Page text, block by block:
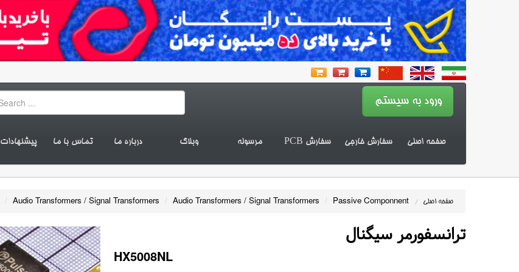
صفحه اصلی سفارش خارجی سفارش PCB مرسوله وبلاگ درباره ما تماس با ما پیشنهادات
صفحه اصلی /
Passive Componnent
/
Audio Transformers / Signal Transformers
/
Audio Transformers / Signal Transformers
/
ترانسفورمر سیگنال
HX5008NL